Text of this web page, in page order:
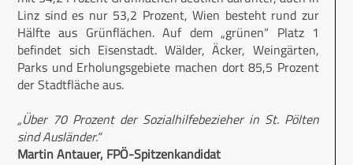
Linz sind es nur 53,2 Prozent, Wien besteht rund zur
Hälfte aus Grünflächen. Auf dem „grünen“ Platz 1
befindet sich Eisenstadt. Wälder, Äcker, Weingärten,
Parks und Erholungsgebiete machen dort 85,5 Prozent
der Stadtfläche aus.
„Über 70 Prozent der Sozialhilfebezieher in St. Pölten
sind Ausländer.“
Martin Antauer, FPÖ-Spitzenkandidat